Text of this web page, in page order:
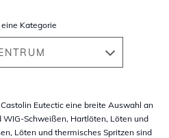
Kategorie
Eutectic eine breite Auswahl an
WIG-Schweißen, Hartlöten, Löten und
Löten und thermisches Spritzen sind